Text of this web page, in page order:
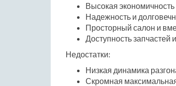
Высокая
Надежность и
Просторный салон и
Доступность запчастей
Недостатки:
Низкая динамика
Скромная